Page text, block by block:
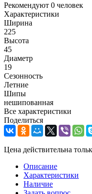
Рекомендуют 0 человек
Характеристики
Ширина
225
Высота
45
Диаметр
19
Сезонность
Летние
Шипы
нешипованная
Все характеристики
Поделиться
Цена действительна
Описание
Характеристики
Наличие